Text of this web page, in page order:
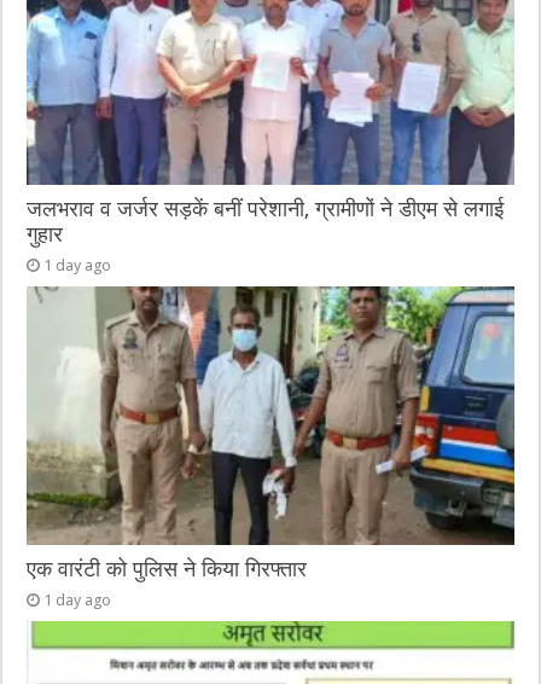
जलभराव व जर्जर सड़कें बनीं परेशानी, ग्रामीणों ने डीएम से लगाई
गुहार
1 day ago
एक वारंटी को पुलिस ने किया गिरफ्तार
1 day ago